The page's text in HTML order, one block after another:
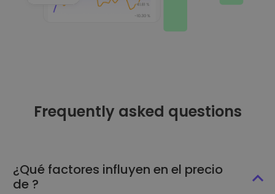
Frequently asked questions
¿Qué factores influyen en el precio
de ?